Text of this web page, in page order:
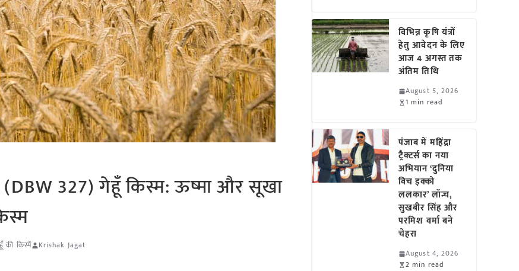
327) गेहूँ किस्म: ऊष्मा और सूखा
की किस्में Krishak Jagat
विभिन्न कृषि यंत्रों
हेतु आवेदन के लिए
आज 4 अगस्त तक
अंतिम तिथि
August 5, 2026
1 min read
पंजाब में महिंद्रा
ट्रैक्टर्स का नया
अभियान ‘दुनिया
विच इक्को
ललकार’ लॉन्च,
सुखबीर सिंह और
परमिश वर्मा बने
चेहरा
August 4, 2026
2 min read